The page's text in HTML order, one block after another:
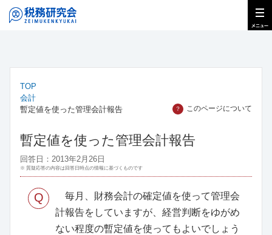
TOP
会計
暫定値を使った管理会計報告
？ このページについて
暫定値を使った管理会計報告
回答日：2013年2月26日
※ 質疑応答の内容は回答日時点の情報に基づくものです
Q
毎月、財務会計の確定値を使って管理会
計報告をしていますが、経営判断をゆがめ
ない程度の暫定値を使ってもよいでしょう